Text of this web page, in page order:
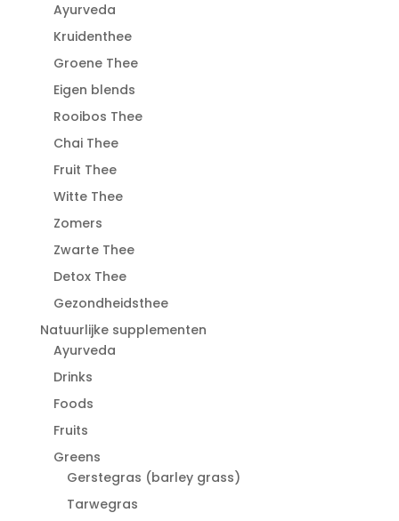
Ayurveda
Kruidenthee
Groene Thee
Eigen blends
Rooibos Thee
Chai Thee
Fruit Thee
Witte Thee
Zomers
Zwarte Thee
Detox Thee
Gezondheidsthee
Natuurlijke supplementen
Ayurveda
Drinks
Foods
Fruits
Greens
Gerstegras (barley grass)
Tarwegras